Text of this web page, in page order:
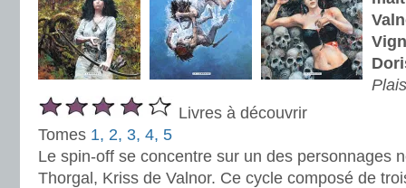
Livres à découvrir
Tomes 1, 2, 3, 4, 5
Le spin-off se concentre sur un des personnages
Thorgal, Kriss de Valnor. Ce cycle composé de